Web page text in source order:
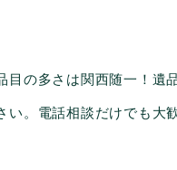
目の多さは関西随一！
。電話相談だけでも大